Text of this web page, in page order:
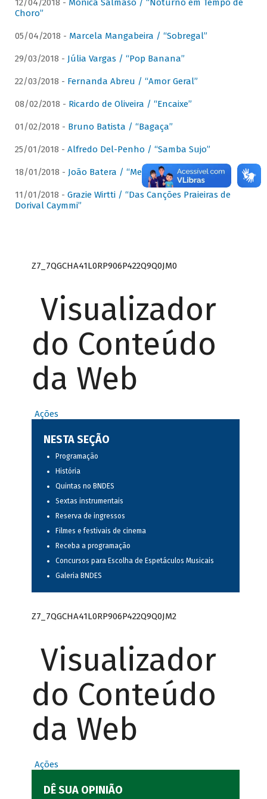
12/04/2018 - Mônica Salmaso / “Noturno em Tempo de
Choro”
05/04/2018 - Marcela Mangabeira / “Sobregal”
29/03/2018 - Júlia Vargas / “Pop Banana”
22/03/2018 - Fernanda Abreu / “Amor Geral”
08/02/2018 - Ricardo de Oliveira / “Encaixe”
01/02/2018 - Bruno Batista / “Bagaça”
25/01/2018 - Alfredo Del-Penho / “Samba Sujo”
18/01/2018 - João Batera / “Meu Pandeiro”
11/01/2018 - Grazie Wirtti / “Das Canções Praieiras de
Dorival Caymmi”
Z7_7QGCHA41L0RP906P422Q9Q0JM0
Visualizador
do Conteúdo
da Web
Ações
NESTA SEÇÃO
Programação
História
Quintas no BNDES
Sextas instrumentais
Reserva de ingressos
Filmes e festivais de cinema
Receba a programação
Concursos para Escolha de Espetáculos Musicais
Galeria BNDES
Z7_7QGCHA41L0RP906P422Q9Q0JM2
Visualizador
do Conteúdo
da Web
Ações
DÊ SUA OPINIÃO